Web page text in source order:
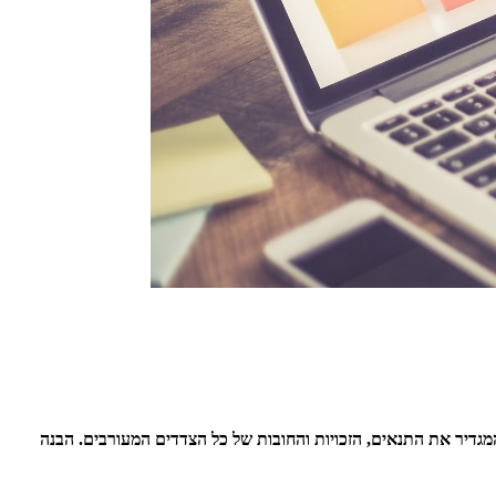
את התנאים, הזכויות והחובות של כל הצדדים המעורבים. הבנה